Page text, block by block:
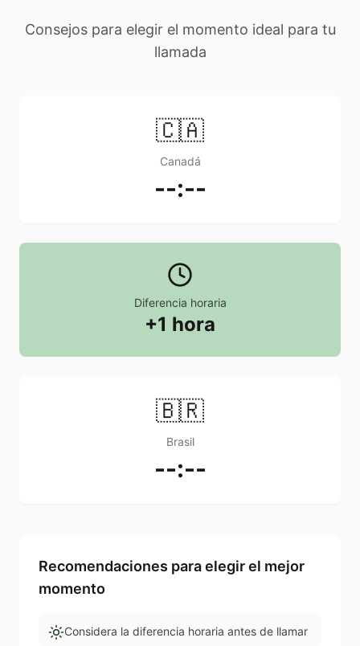
Consejos para elegir el momento ideal para tu
llamada
🇨🇦
Canadá
--:--
Diferencia horaria
+1 hora
🇧🇷
Brasil
--:--
Recomendaciones para elegir el mejor
momento
Considera la diferencia horaria antes de llamar